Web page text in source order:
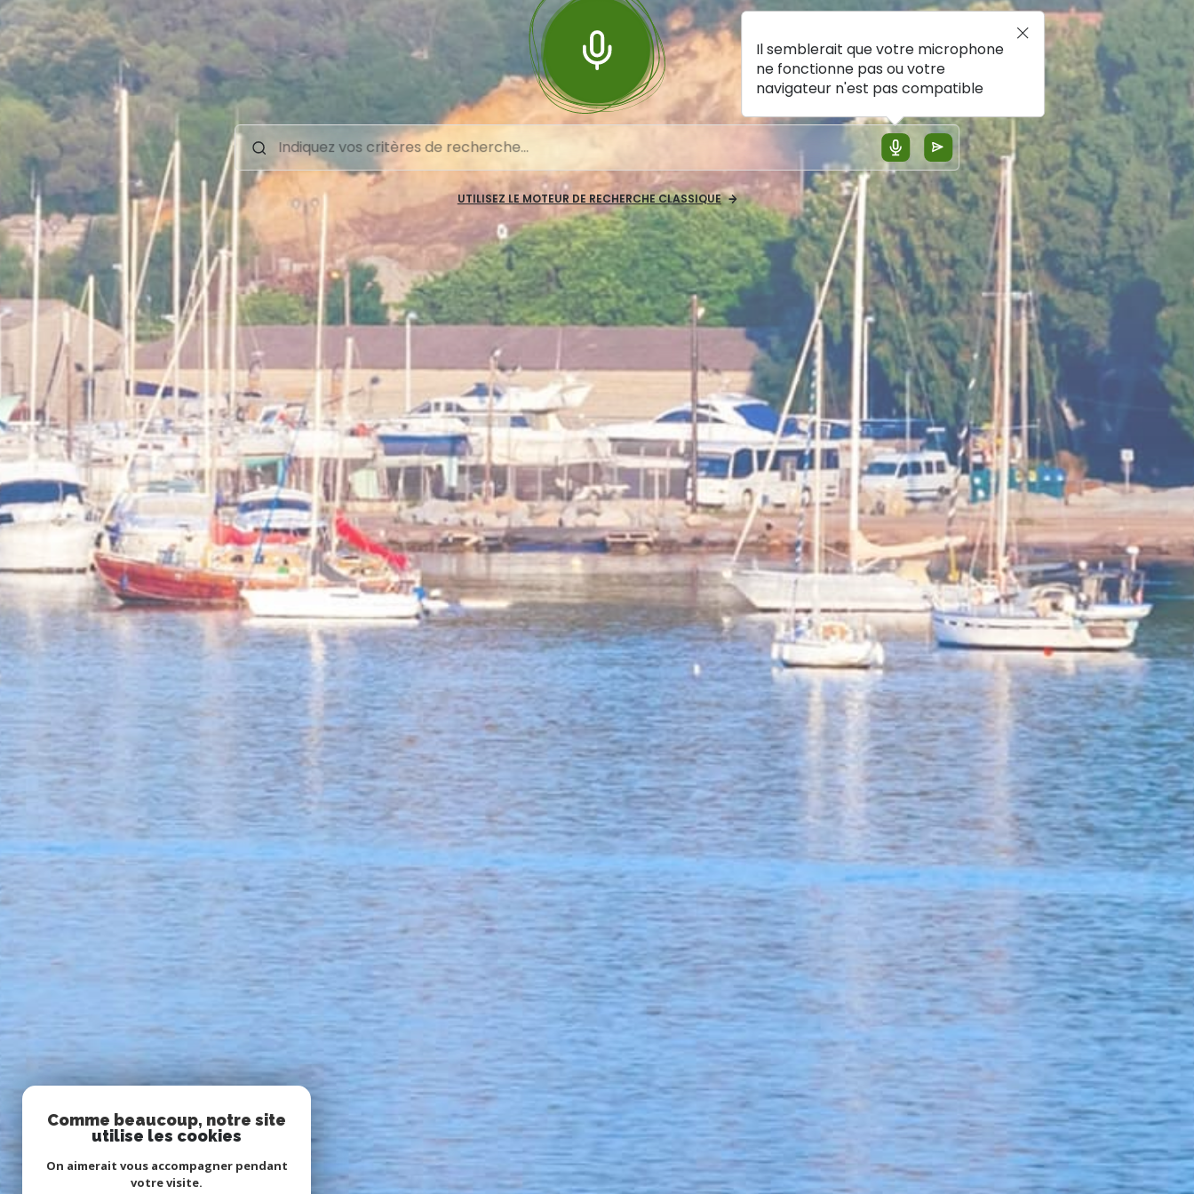
Il semblerait que votre microphone
ne fonctionne pas ou votre
navigateur n'est pas compatible
UTILISEZ LE MOTEUR DE RECHERCHE CLASSIQUE
Comme beaucoup, notre site
utilise les cookies
On aimerait vous accompagner pendant
votre visite.